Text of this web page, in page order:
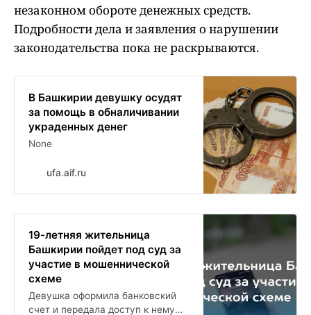
незаконном обороте денежных средств.
Подробности дела и заявления о нарушении
законодательства пока не раскрываются.
В Башкирии девушку осудят
за помощь в обналичивании
украденных денег
None
ufa.aif.ru
19-летняя жительница
Башкирии пойдет под суд за
участие в мошеннической
схеме
Девушка оформила банковский
счет и передала доступ к нему